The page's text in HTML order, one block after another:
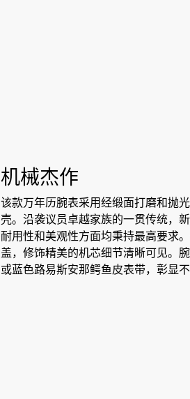
机械杰作
该款万年历腕表采用经缎面打磨和抛
壳。沿袭议员卓越家族的一贯传统，
耐用性和美观性方面均秉持最高要求
盖，修饰精美的机芯细节清晰可见。
或蓝色路易斯安那鳄鱼皮表带，彰显不